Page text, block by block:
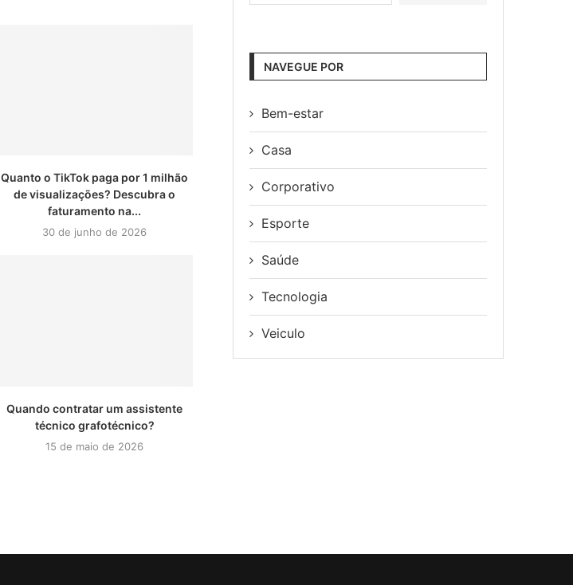
Quanto o TikTok paga por 1 milhão
de visualizações? Descubra o
faturamento na...
30 de junho de 2026
Quando contratar um assistente
técnico grafotécnico?
15 de maio de 2026
NAVEGUE POR
Bem-estar
Casa
Corporativo
Esporte
Saúde
Tecnologia
Veiculo